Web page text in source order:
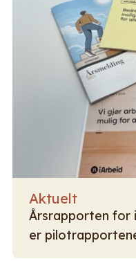
Aktuelt
Årsrapporten for
er